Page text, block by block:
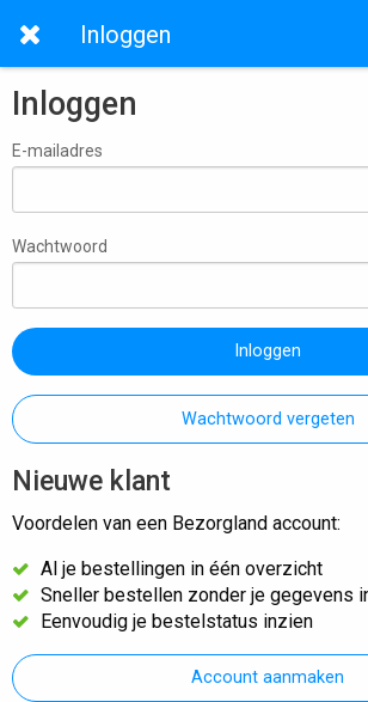
Inloggen
Inloggen
E-mailadres
Wachtwoord
Inloggen
Wachtwoord vergeten
Nieuwe klant
Voordelen van een Bezorgland account:
Al je bestellingen in één overzicht
Sneller bestellen zonder je gegevens
Eenvoudig je bestelstatus inzien
Account aanmaken